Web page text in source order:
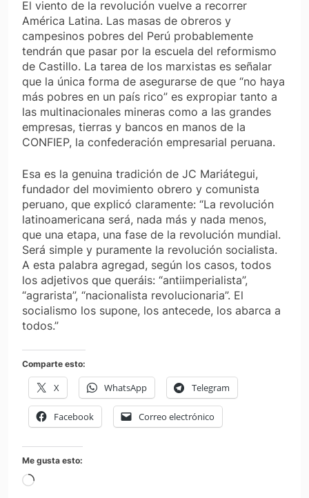
El viento de la revolución vuelve a recorrer
América Latina. Las masas de obreros y
campesinos pobres del Perú probablemente
tendrán que pasar por la escuela del reformismo
de Castillo. La tarea de los marxistas es señalar
que la única forma de asegurarse de que “no haya
más pobres en un país rico” es expropiar tanto a
las multinacionales mineras como a las grandes
empresas, tierras y bancos en manos de la
CONFIEP, la confederación empresarial peruana.
Esa es la genuina tradición de JC Mariátegui,
fundador del movimiento obrero y comunista
peruano, que explicó claramente: “La revolución
latinoamericana será, nada más y nada menos,
que una etapa, una fase de la revolución mundial.
Será simple y puramente la revolución socialista.
A esta palabra agregad, según los casos, todos
los adjetivos que queráis: “antiimperialista”,
“agrarista”, “nacionalista revolucionaria”. El
socialismo los supone, los antecede, los abarca a
todos.”
Comparte esto:
X WhatsApp Telegram
Facebook Correo electrónico
Me gusta esto:
Cargando...